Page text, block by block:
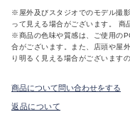
※屋外及びスタジオでのモデル撮
って見える場合がございます。 商
※商品の色味や質感は、ご使用の
合がございます。また、店頭や屋
り明るく見える場合がございます
商品について問い合わせをする
返品について